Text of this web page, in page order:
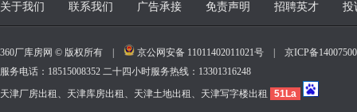
关于我们 联系我们 广告承接 免责声明 招聘英才 投
360厂库房网 © 版权所有 | 京公网安备 11011402011021号
京ICP备
服务电话：18515008352 二十四小时服务热线：13301316248
天津厂房出租、天津库房出租、天津土地出租、天津写字楼出租
51La